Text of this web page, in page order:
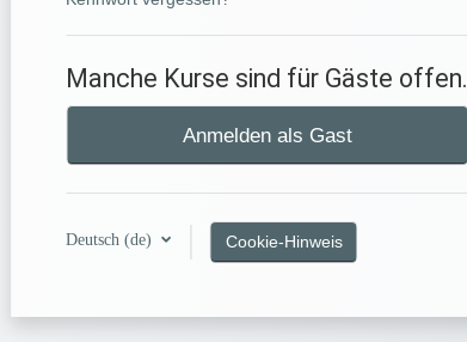
Manche Kurse sind für Gäste offen.
Anmelden als Gast
Deutsch ‎(de)‎ Cookie-Hinweis